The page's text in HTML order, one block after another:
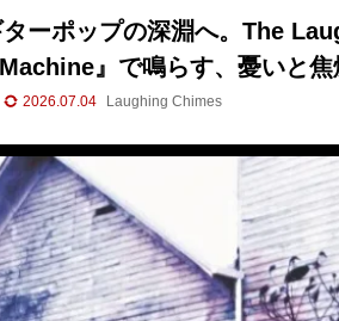
ターポップの深淵へ。The
』で鳴らす、憂いと焦
2026.07.04 Laughing Chimes